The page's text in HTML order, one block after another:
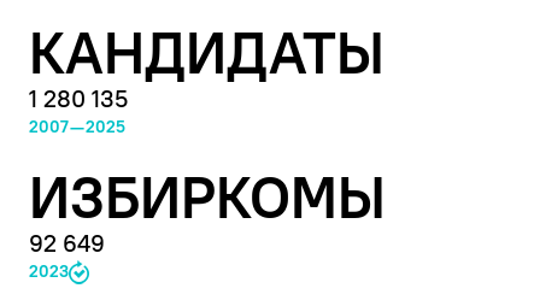
КАНДИДАТЫ
1 280 135
2007—2025
ИЗБИРКОМЫ
92 649
2023